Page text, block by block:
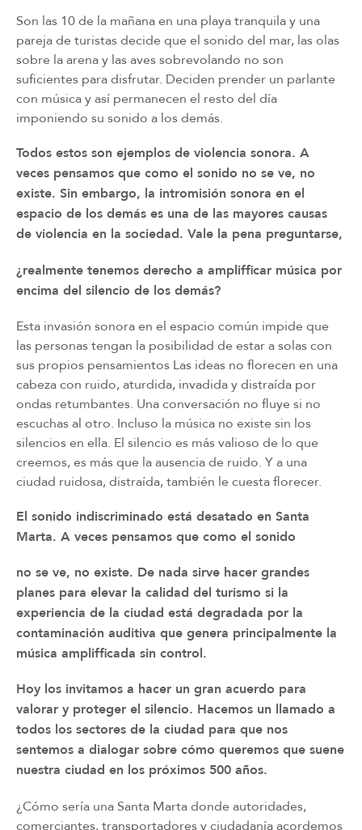
Son las 10 de la mañana en una playa tranquila y una
pareja de turistas decide que el sonido del mar, las olas
sobre la arena y las aves sobrevolando no son
suﬁcientes para disfrutar. Deciden prender un parlante
con música y así permanecen el resto del día
imponiendo su sonido a los demás.
Todos estos son ejemplos de violencia sonora. A
veces pensamos que como el sonido no se ve, no
existe. Sin embargo, la intromisión sonora en el
espacio de los demás es una de las mayores causas
de violencia en la sociedad. Vale la pena preguntarse,
¿realmente tenemos derecho a amplifficar música por
encima del silencio de los demás?
Esta invasión sonora en el espacio común impide que
las personas tengan la posibilidad de estar a solas con
sus propios pensamientos Las ideas no ﬂorecen en una
cabeza con ruido, aturdida, invadida y distraída por
ondas retumbantes. Una conversación no ﬂuye si no
escuchas al otro. Incluso la música no existe sin los
silencios en ella. El silencio es más valioso de lo que
creemos, es más que la ausencia de ruido. Y a una
ciudad ruidosa, distraída, también le cuesta ﬂorecer.
El sonido indiscriminado está desatado en Santa
Marta. A veces pensamos que como el sonido
no se ve, no existe. De nada sirve hacer grandes
planes para elevar la calidad del turismo si la
experiencia de la ciudad está degradada por la
contaminación auditiva que genera principalmente la
música amplifficada sin control.
Hoy los invitamos a hacer un gran acuerdo para
valorar y proteger el silencio. Hacemos un llamado a
todos los sectores de la ciudad para que nos
sentemos a dialogar sobre cómo queremos que suene
nuestra ciudad en los próximos 500 años.
¿Cómo sería una Santa Marta donde autoridades,
comerciantes, transportadores y ciudadanía acordemos